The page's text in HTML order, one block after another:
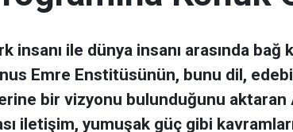
insanı ile dünya insanı arasında
Emre Enstitüsünün, bunu dil,
bir vizyonu bulunduğunu
iletişim, yumuşak güç gibi